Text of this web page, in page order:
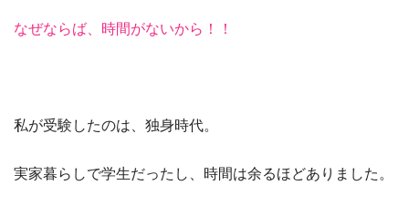
なぜならば、時間がないから！！
私が受験したのは、独身時代。
実家暮らしで学生だったし、時間は余るほどありました。